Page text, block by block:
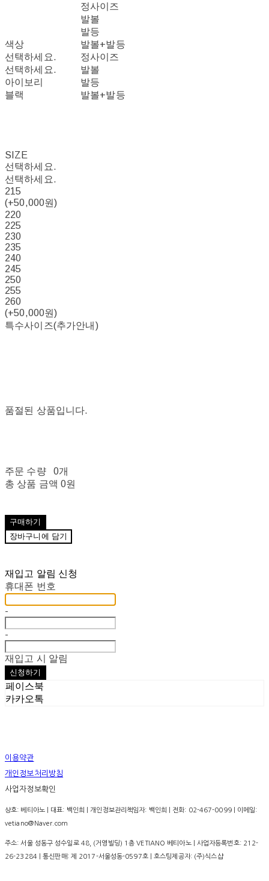
색상
선택하세요.
선택하세요.
아이보리
블랙
정사이즈
발볼
발등
발볼+발등
정사이즈
발볼
발등
발볼+발등
SIZE
선택하세요.
선택하세요.
215
(+50,000원)
220
225
230
235
240
245
250
255
260
(+50,000원)
특수사이즈(추가안내)
품절된 상품입니다.
주문 수량
0개
총 상품 금액 0원
구매하기
장바구니에 담기
재입고 알림 신청
휴대폰 번호
-
-
재입고 시 알림
신청하기
페이스북
카카오톡
이용약관
개인정보처리방침
사업자정보확인
상호: 베티아노 | 대표: 백인희 | 개인정보관리책임자: 백인희 | 전화: 02-467-0099 | 이메일:
vetiano@Naver.com
주소: 서울 성동구 성수일로 48, (거영빌딩) 1층 VETIANO 베티아노 | 사업자등록번호: 212-
26-23284 | 통신판매: 제 2017-서울성동-0597호| 호스팅제공자: (주)식스샵